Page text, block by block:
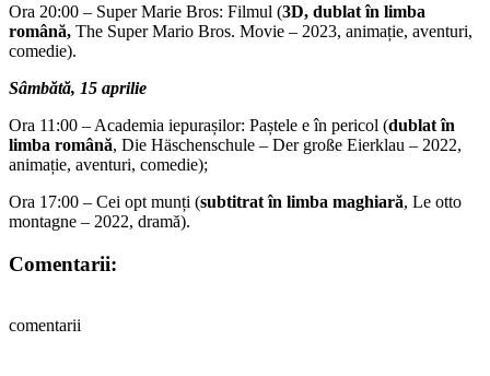
Ora 20:00 – Super Marie Bros: Filmul (3D, dublat în limba
română, The Super Mario Bros. Movie – 2023, animație, aventuri,
comedie).
Sâmbătă, 15 aprilie
Ora 11:00 – Academia iepurașilor: Paștele e în pericol (dublat în
limba română, Die Häschenschule – Der große Eierklau – 2022,
animație, aventuri, comedie);
Ora 17:00 – Cei opt munți (subtitrat în limba maghiară, Le otto
montagne – 2022, dramă).
Comentarii:
comentarii